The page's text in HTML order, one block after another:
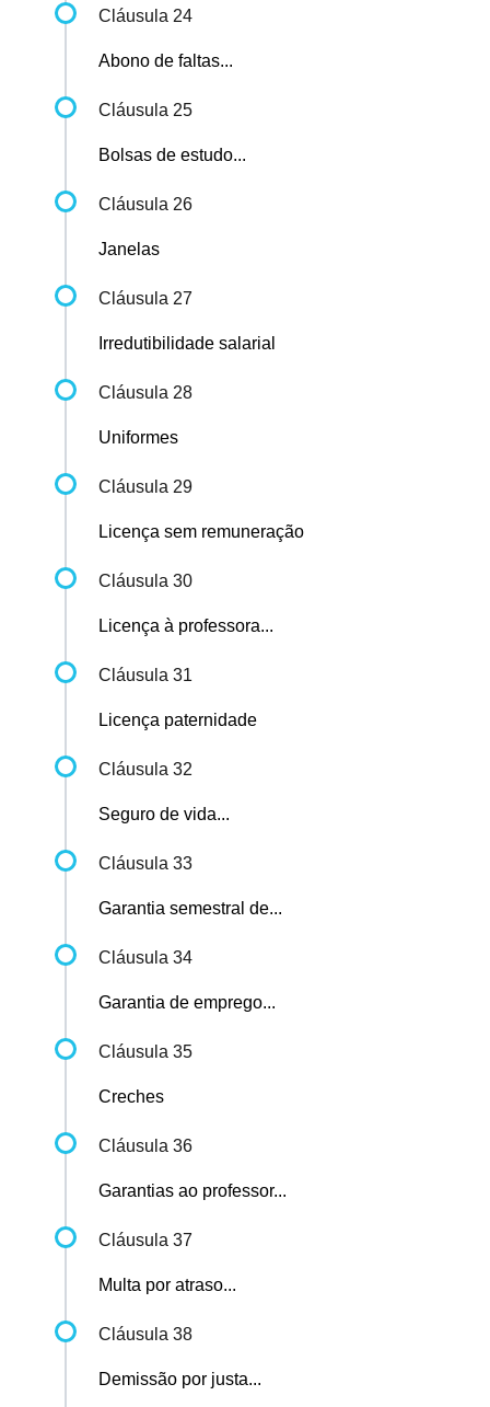
Cláusula 24
Abono de faltas...
Cláusula 25
Bolsas de estudo...
Cláusula 26
Janelas
Cláusula 27
Irredutibilidade salarial
Cláusula 28
Uniformes
Cláusula 29
Licença sem remuneração
Cláusula 30
Licença à professora...
Cláusula 31
Licença paternidade
Cláusula 32
Seguro de vida...
Cláusula 33
Garantia semestral de...
Cláusula 34
Garantia de emprego...
Cláusula 35
Creches
Cláusula 36
Garantias ao professor...
Cláusula 37
Multa por atraso...
Cláusula 38
Demissão por justa...